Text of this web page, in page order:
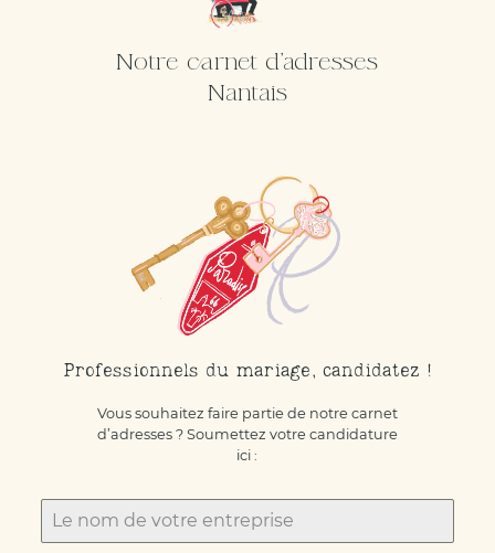
Notre carnet d'adresses
Nantais
Professionnels du mariage, candidatez !
Vous souhaitez faire partie de notre carnet
d’adresses ? Soumettez votre candidature
ici :